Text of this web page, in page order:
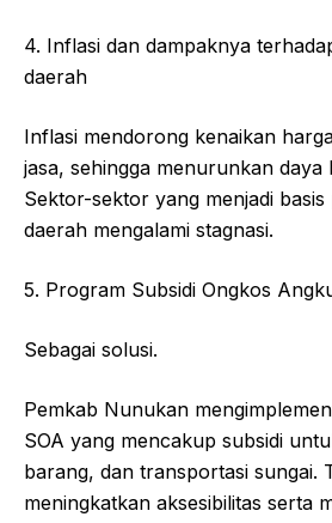
4. Inflasi dan dampaknya
daerah
Inflasi mendorong kenaikan
jasa, sehingga menurunkan daya
Sektor-sektor yang menjadi
daerah mengalami stagnasi.
5. Program Subsidi Ongkos
Sebagai solusi.
Pemkab Nunukan
SOA yang mencakup subsidi
barang, dan transportasi sungai.
meningkatkan aksesibilitas serta